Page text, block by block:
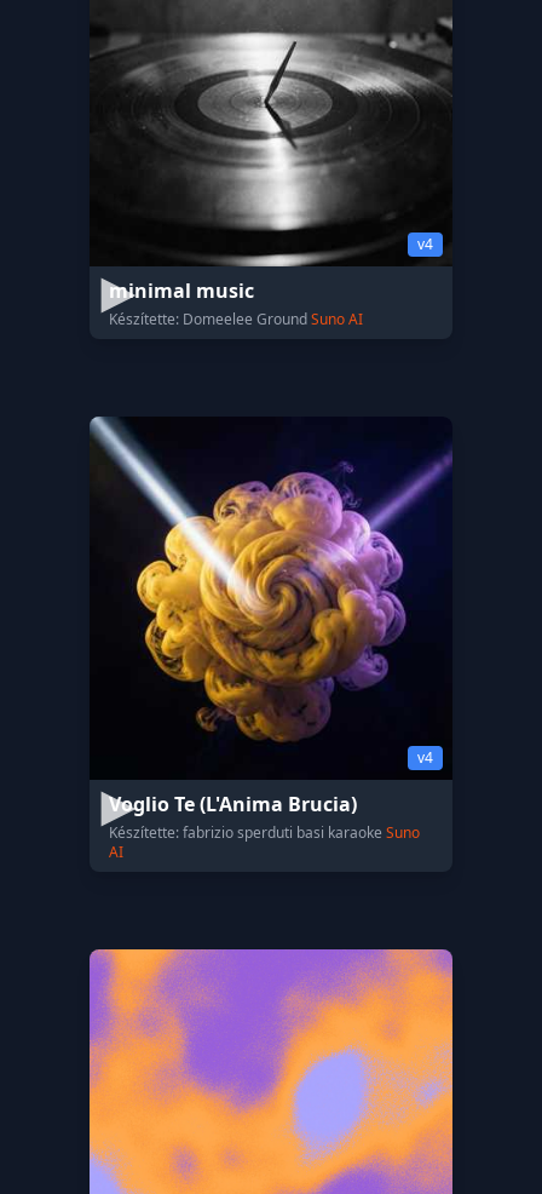
v4
minimal music
Készítette: Domeelee GroundSuno AI
v4
Voglio Te (L'Anima Brucia)
Készítette: fabrizio sperduti basi karaoke Suno
AI